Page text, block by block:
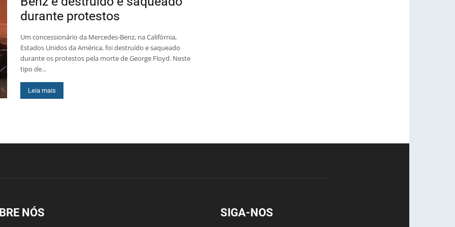
durante protestos
Um concessionário da Mercedes-Benz, na Califórnia,
Estados Unidos da América, foi destruído e saqueado
durante os protestos pela morte de George Floyd. Neste
tipo de...
Leia mais
NÓS SIGA-NOS